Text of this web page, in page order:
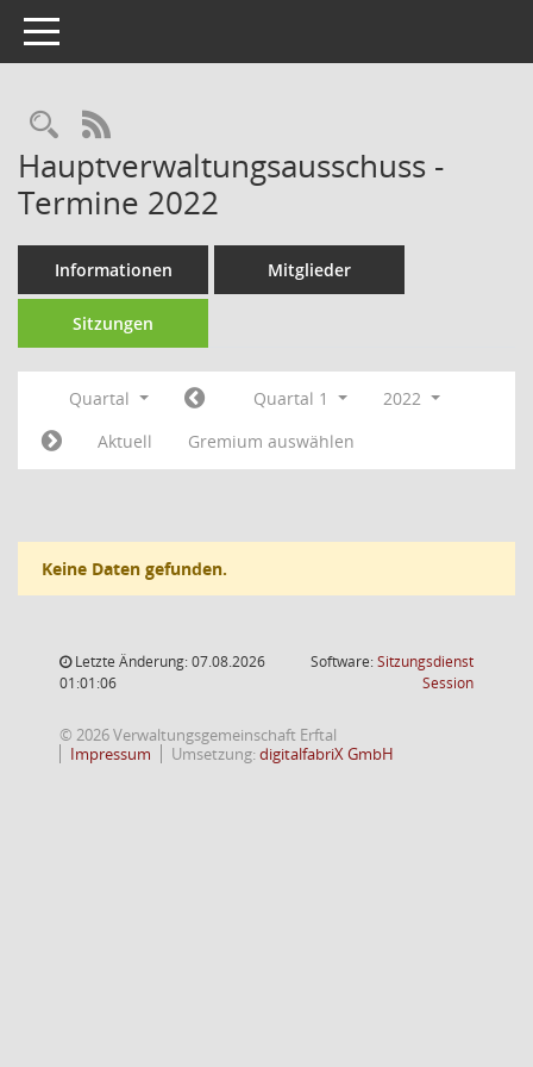
Toggle navigation
RSS-Feed
Hauptverwaltungsausschuss -
Termine 2022
Informationen Mitglieder
Sitzungen
Quartal Quartal 1
2022
Aktuell
Gremium auswählen
Keine Daten gefunden.
Letzte Änderung: 07.08.2026
01:01:06
Software:Sitzungsdienst
Session(Wird in
© 2026 Verwaltungsgemeinschaft Erftal
Impressum
Umsetzung:digitalfabriX GmbH